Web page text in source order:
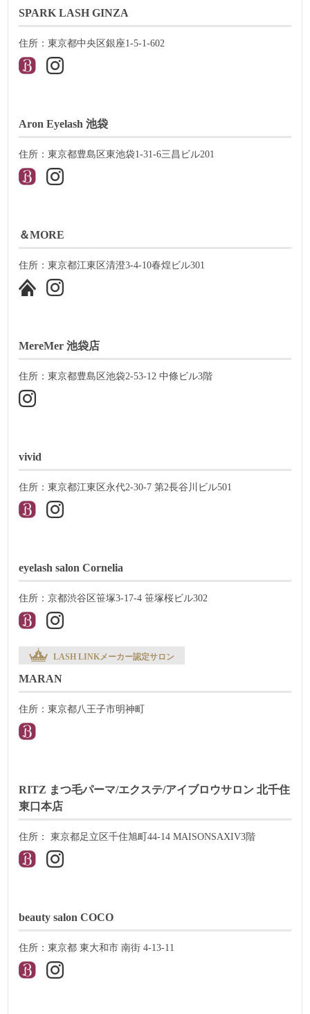
SPARK LASH GINZA
住所：東京都中央区銀座1-5-1-602
Aron Eyelash 池袋
住所：東京都豊島区東池袋1-31-6三昌ビル201
＆MORE
住所：東京都江東区清澄3-4-10春煌ビル301
MereMer 池袋店
住所：東京都豊島区池袋2-53-12 中條ビル3階
vivid
住所：東京都江東区永代2-30-7 第2長谷川ビル501
eyelash salon Cornelia
住所：京都渋谷区笹塚3-17-4 笹塚桜ビル302
LASH LINKメーカー認定サロン
MARAN
住所：東京都八王子市明神町
RITZ まつ毛パーマ/エクステ/アイブロウサロン 北千住
東口本店
住所： 東京都足立区千住旭町44-14 MAISONSAXIV3階
beauty salon COCO
住所：東京都 東大和市 南街 4-13-11